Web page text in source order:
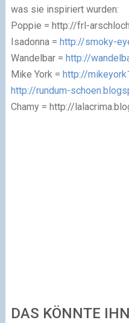
was sie inspiriert wurden:
Poppie = http://frl-
Isadonna = http://smoky-
Wandelbar = http://
Mike York = http://
http://rundum-
Chamy = http://
DAS KÖNNTE